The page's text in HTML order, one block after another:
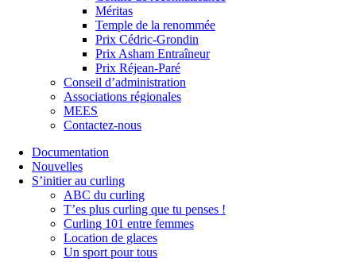
Méritas
Temple de la renommée
Prix Cédric-Grondin
Prix Asham Entraîneur
Prix Réjean-Paré
Conseil d’administration
Associations régionales
MEES
Contactez-nous
Documentation
Nouvelles
S’initier au curling
ABC du curling
T’es plus curling que tu penses !
Curling 101 entre femmes
Location de glaces
Un sport pour tous